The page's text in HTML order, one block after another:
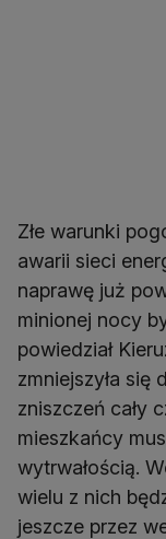
Złe warunki
awarii sieci
naprawę już
minionej nocy
powiedział
zmniejszyła się
zniszczeń cały
mieszkańcy
wytrwałością.
wielu z nich
jeszcze przez